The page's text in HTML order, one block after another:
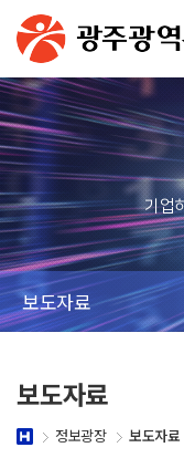
보도자료
보도자료
정보광장 보도자료